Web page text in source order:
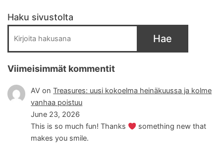
Haku sivustolta
Hae
Viimeisimmät kommentit
AV onTreasures: uusi kokoelma heinäkuussa ja kolme
vanhaa poistuu
June 23, 2026
This is so much fun! Thanks
something new that
makes you smile.